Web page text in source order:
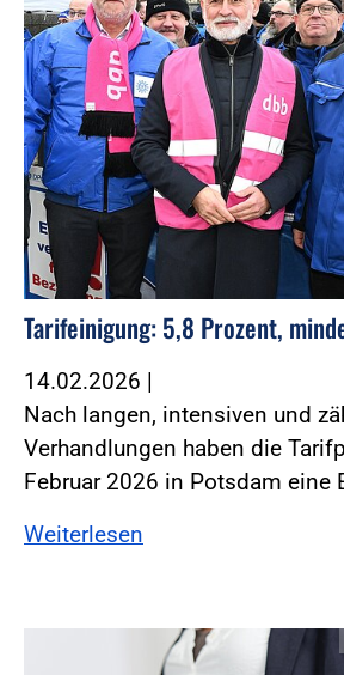
Tarifeinigung: 5,8 Prozent,
14.02.2026 |
Nach langen, intensiven und
Verhandlungen haben die
Februar 2026 in Potsdam eine
Weiterlesen